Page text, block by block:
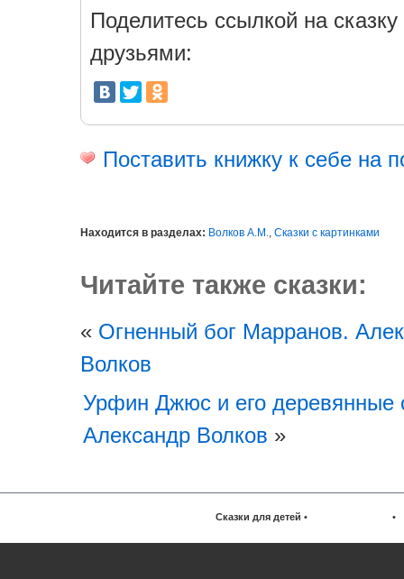
Поделитесь ссылкой на сказку
друзьями:
Поставить книжку к себе на
Находится в разделах: Волков А.М., Сказки с картинками
Читайте также сказки:
« Огненный бог Марранов.
Волков
Урфин Джюс и его деревянные
Александр Волков »
Сказки для детей • •